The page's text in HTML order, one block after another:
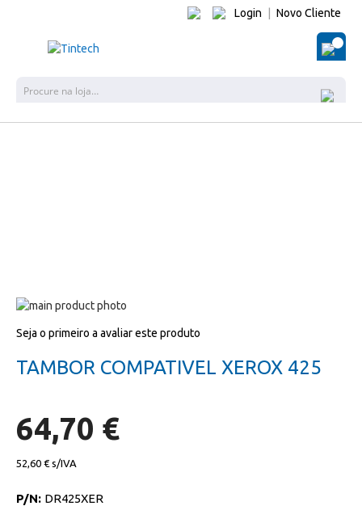
Login Novo Cliente
O
Salte
o
imagens
para
início
de
imagens
Seja o primeiro a avaliar este produto
TAMBOR COMPATIVEL XEROX 425
64,70 €
52,60 €
P/N: DR425XER